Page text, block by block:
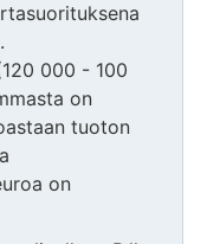
000 - 100
on
tuoton
on